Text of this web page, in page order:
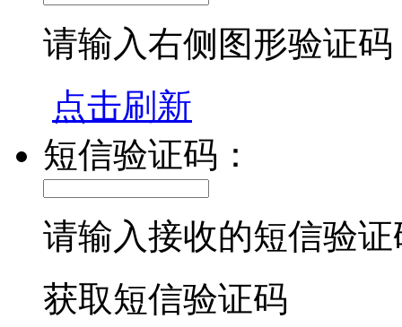
请输入右侧图形验证码
点击刷新
短信验证码：
请输入接收的短信验证
获取短信验证码